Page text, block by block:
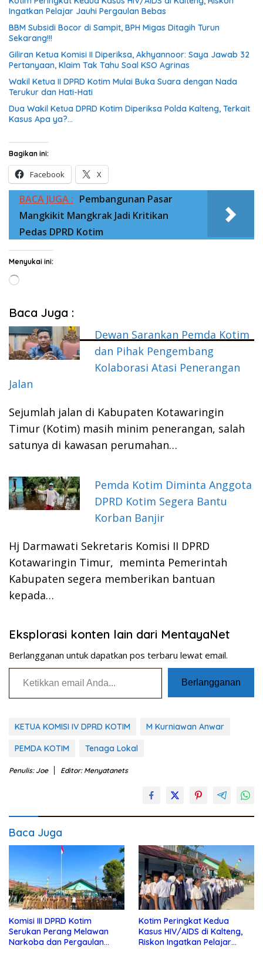
Ingatkan Pelajar Jauhi Pergaulan Bebas
BBM Subsidi Bocor di Sampit, BPH Migas Ditagih Turun
Sekarang!!!
Giliran Ketua Komisi II Diperiksa, Akhyannoor: Saya Jawab 32
Pertanyaan, Klaim Tak Tahu Soal KSO Agrinas
Wakil Ketua II DPRD Kotim Mulai Buka Suara dengan Nada
Terukur dan Hati-Hati
Dua Wakil Ketua DPRD Kotim Diperiksa Polda Kalteng, Terkait
Kasus Apa ya?…
Bagikan ini:
Facebook X
BACA JUGA : Pembangunan Pasar
Mangkikit Mangkrak Jadi Kritikan
Pedas DPRD Kotim
Menyukai ini:
Memuat...
Baca Juga :
Dewan Sarankan Pemda Kotim
dan Pihak Pengembang
Kolaborasi Atasi Penerangan
Jalan
Sejumlah jalan di Kabupaten Kotawaringin
Timur (Kotim) masih minim penerangan, salah
satunya di kawasan perumahan…
Pemda Kotim Diminta Anggota
DPRD Kotim Segera Bantu
Korban Banjir
Hj Darmawati Sekretaris Komisi II DPRD
Kotawaringin Timur, meminta Pemerintah
Kabupaten segera memberikan bantuan
kepada…
Eksplorasi konten lain dari MentayaNet
Berlangganan untuk dapatkan pos terbaru lewat email.
Ketikkan email Anda...
Berlangganan
KETUA KOMISI IV DPRD KOTIM M Kurniawan Anwar
PEMDA KOTIM Tenaga Lokal
Penulis: Joe Editor: Menyatanets
Baca Juga
Komisi III DPRD Kotim
Serukan Perang Melawan
Narkoba dan Pergaulan
Kotim Peringkat Kedua
Kasus HIV/AIDS di Kalteng,
Riskon Ingatkan Pelajar